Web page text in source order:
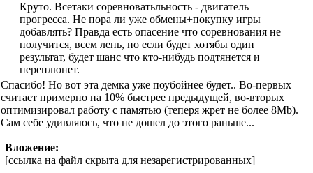
Круто. Всетаки соревноватьльность - двигатель
прогресса. Не пора ли уже обмены+покупку игры
добавлять? Правда есть опасение что соревнования не
получится, всем лень, но если будет хотябы один
результат, будет шанс что кто-нибудь подтянется и
переплюнет.
Спасибо! Но вот эта демка уже поубойнее будет.. Во-первых
считает примерно на 10% быстрее предыдущей, во-вторых
оптимизировал работу с памятью (теперя жрет не более 8Mb).
Сам себе удивляюсь, что не дошел до этого раньше...
Вложение:
[ссылка на файл скрыта для незарегистрированных]